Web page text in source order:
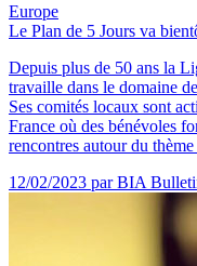
Europe
Le Plan de 5 Jours va
Depuis plus de 50 ans la
travaille dans le domaine
Ses comités locaux sont
France où des bénévoles
rencontres autour du
12/02/2023 par BIA